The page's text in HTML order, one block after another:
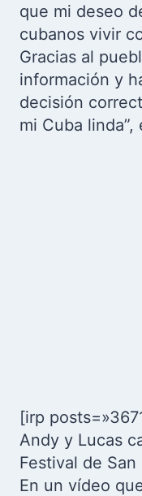
que mi deseo
cubanos vivir
Gracias al
información y
decisión
mi Cuba linda”,
[irp
Andy y Lucas
Festival de
En un vídeo